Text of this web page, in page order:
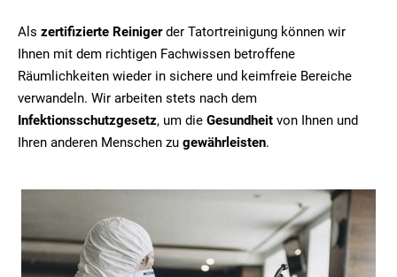
Als zertifizierte Reinigerder Tatortreinigung können wir
Ihnen mit dem richtigen Fachwissen betroffene
Räumlichkeiten wieder in sichere und keimfreie Bereiche
verwandeln. Wir arbeiten stets nach dem
Infektionsschutzgesetz, um die Gesundheit von Ihnen und
Ihren anderen Menschen zu gewährleisten.